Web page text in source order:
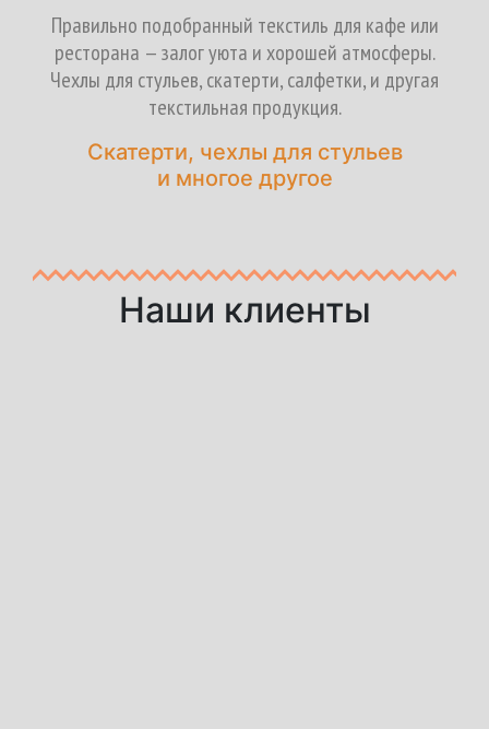
Правильно подобранный текстиль для кафе или
ресторана — залог уюта и хорошей атмосферы.
Чехлы для стульев, скатерти, салфетки, и другая
текстильная продукция.
Скатерти, чехлы для стульев
и многое другое
Наши клиенты